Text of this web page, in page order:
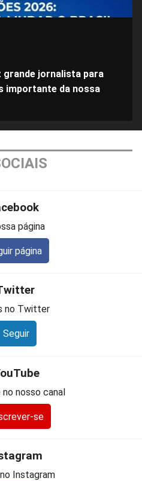
grande jornalista para
importante da nossa
página
página
no Twitter
Seguir
nosso canal
se
Instagram